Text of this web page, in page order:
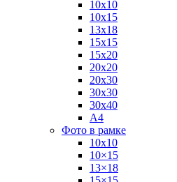
10х10
10х15
13х18
15х15
15х20
20х20
20х30
30х30
30х40
А4
Фото в рамке
10х10
10×15
13×18